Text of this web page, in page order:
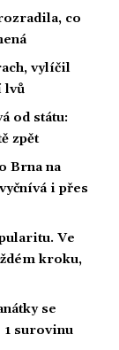
co
vylíčil
lvů
od státu:
zpět
Brna na
i přes
Ve
kroku,
se
1 surovinu